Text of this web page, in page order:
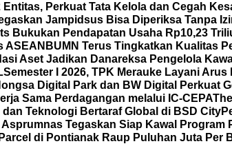
Entitas, Perkuat Tata Kelola dan Cegah
Jampidsus Bisa Diperiksa Tanpa
Bukukan Pendapatan Usaha Rp10,23
ASEAN BUMN Terus Tingkatkan Kualitas
Aset Jadikan Danareksa Pengelola
Semester I 2026, TPK Merauke Layani Arus
Digital Park dan BW Digital Perkuat
Sama Perdagangan melalui IC-CEPA
Teknologi Bertaraf Global di BSD City
Tegaskan Siap Kawal
di Pontianak Raup Puluhan Juta Per